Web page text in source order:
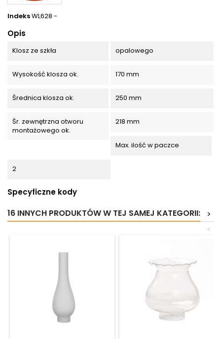
IndeksWL628 -
Opis
Klosz ze szkła opalowego
Wysokość klosza ok. 170 mm
Średnica klosza ok. 250 mm
Śr. zewnętrzna otworu
montażowego ok.
218 mm
Max. ilość w paczce
2
Specyficzne kody
16 INNYCH PRODUKTÓW W TEJ SAMEJ KATEGORII:
>
<